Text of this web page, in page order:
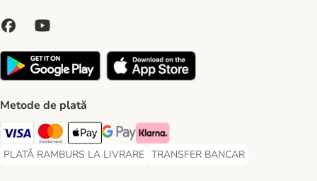
Metode de plată
Visa Payment Method
Master Card Payment Method
Apple Pay Payment Method
Google Pay Payment Method
Klarna Payment Method
PLATĂ RAMBURS LA LIVRARE
PLATĂ RAMBURS LA LIVRARE Payment Method
TRANSFER BANCAR
TRANSFER BANCAR Payment